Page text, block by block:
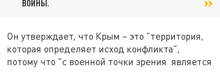
Он утверждает, что Крым – это "территория,
которая определяет исход конфликта",
потому что "с военной точки зрения является